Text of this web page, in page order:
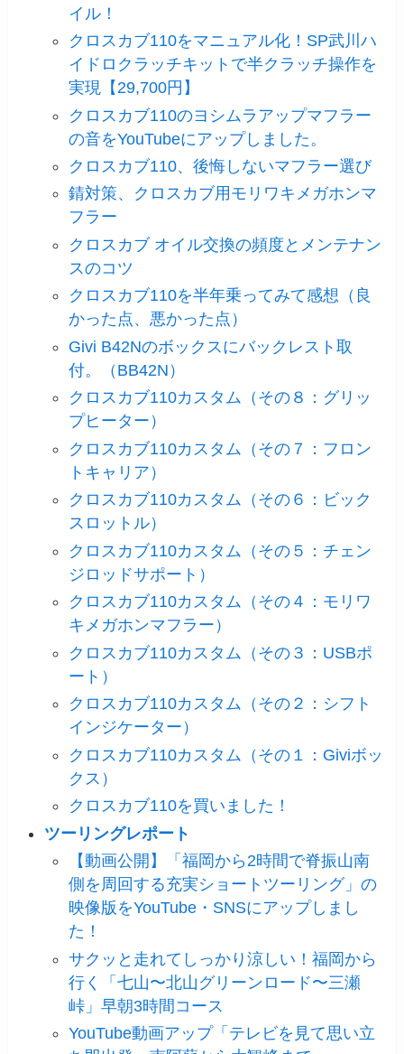
イル！
クロスカブ110をマニュアル化！SP武川ハ
イドロクラッチキットで半クラッチ操作を
実現【29,700円】
クロスカブ110のヨシムラアップマフラー
の音をYouTubeにアップしました。
クロスカブ110、後悔しないマフラー選び
錆対策、クロスカブ用モリワキメガホンマ
フラー
クロスカブ オイル交換の頻度とメンテナン
スのコツ
クロスカブ110を半年乗ってみて感想（良
かった点、悪かった点）
Givi B42Nのボックスにバックレスト取
付。（BB42N）
クロスカブ110カスタム（その８：グリッ
プヒーター）
クロスカブ110カスタム（その７：フロン
トキャリア）
クロスカブ110カスタム（その６：ビック
スロットル）
クロスカブ110カスタム（その５：チェン
ジロッドサポート）
クロスカブ110カスタム（その４：モリワ
キメガホンマフラー）
クロスカブ110カスタム（その３：USBポ
ート）
クロスカブ110カスタム（その２：シフト
インジケーター）
クロスカブ110カスタム（その１：Giviボッ
クス）
クロスカブ110を買いました！
ツーリングレポート
【動画公開】「福岡から2時間で脊振山南
側を周回する充実ショートツーリング」の
映像版をYouTube・SNSにアップしまし
た！
サクッと走れてしっかり涼しい！福岡から
行く「七山〜北山グリーンロード〜三瀬
峠」早朝3時間コース
YouTube動画アップ「テレビを見て思い立